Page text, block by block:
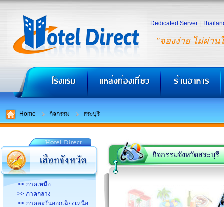
"จองง่าย ไม่ผ่าน
Dedicated Server
Home กิจกรรม สระบุรี
>> ภาคเหนือ
>> ภาคกลาง
>> ภาคตะวันออกเฉียงเหนือ
กิจกรรมจังหวัดสระบุรี